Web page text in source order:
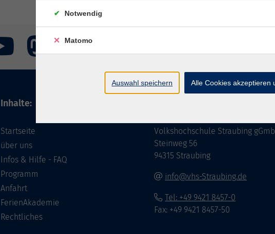
Inhalte:
Startseite
über uns
Infos & Hilfe - FAQ
Programm
Anfahrt
FerienAkademie
Rechtliches
Volkshochschule Straubing
Steinweg 56
94315 Straubing
info@vhs-Straubing.de
Tel: +49 9421 8457-0
Fax: +49 9421 8457-50
Notwendig
Matomo
Auswahl speichern Alle Cookies akzeptieren